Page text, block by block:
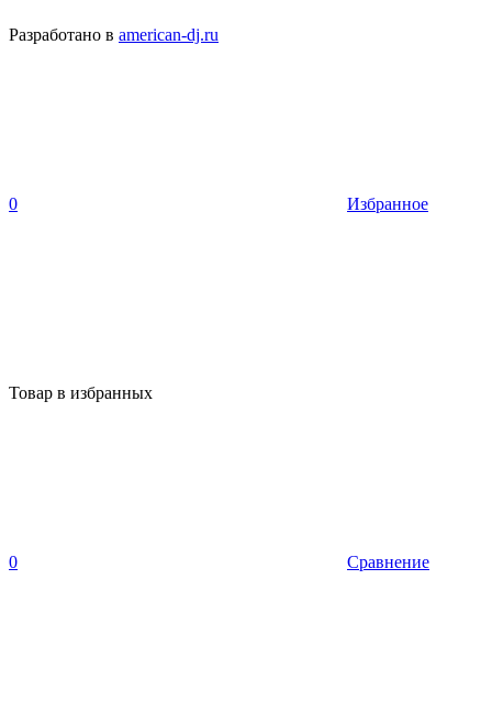
Разработано в american-dj.ru
0 Избранное
Товар в избранных
0 Сравнение